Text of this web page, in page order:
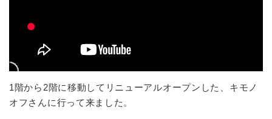
1階から2階に移動してリニューアルオープンした、キモノ
オフさんに行って来ました。